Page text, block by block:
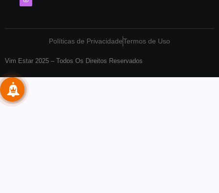
Políticas de PrivacidadeTermos de Uso
Vim Estar 2025 – Todos Os Direitos Reservados